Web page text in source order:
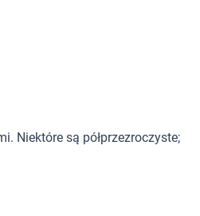
Niektóre są półprzezroczyste;